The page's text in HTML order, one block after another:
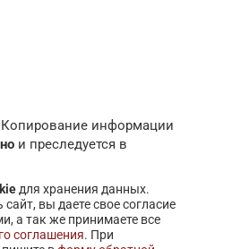
информации
и преследуется в
для хранения данных.
вы даете свое согласие
а так же принимаете все
соглашения. При